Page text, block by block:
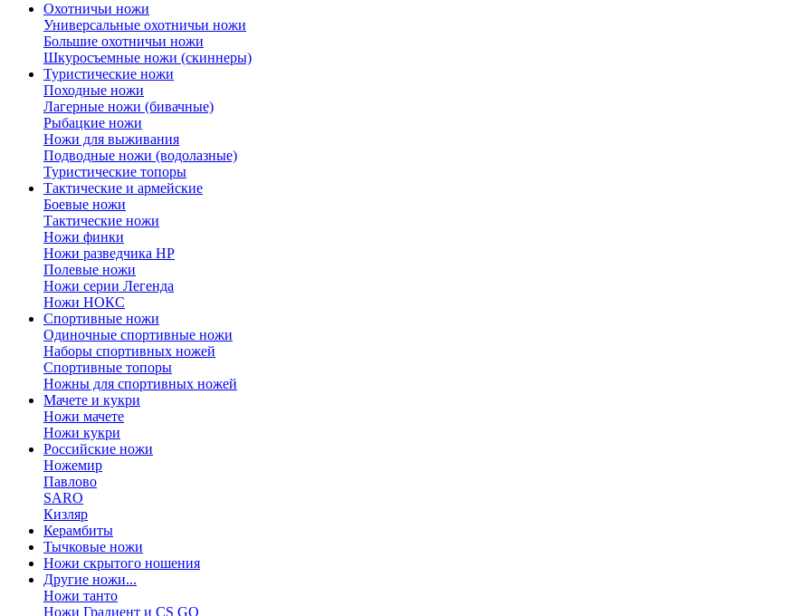
Охотничьи ножи
Универсальные охотничьи ножи
Большие охотничьи ножи
Шкуросъемные ножи (скиннеры)
Туристические ножи
Походные ножи
Лагерные ножи (бивачные)
Рыбацкие ножи
Ножи для выживания
Подводные ножи (водолазные)
Туристические топоры
Тактические и армейские
Боевые ножи
Тактические ножи
Ножи финки
Ножи разведчика НР
Полевые ножи
Ножи серии Легенда
Ножи НОКС
Спортивные ножи
Одиночные спортивные ножи
Наборы спортивных ножей
Спортивные топоры
Ножны для спортивных ножей
Мачете и кукри
Ножи мачете
Ножи кукри
Российские ножи
Ножемир
Павлово
SARO
Кизляр
Керамбиты
Тычковые ножи
Ножи скрытого ношения
Другие ножи...
Ножи танто
Ножи Градиент и CS GO